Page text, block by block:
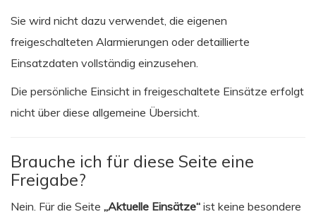
Sie wird nicht dazu verwendet, die eigenen
freigeschalteten Alarmierungen oder detaillierte
Einsatzdaten vollständig einzusehen.
Die persönliche Einsicht in freigeschaltete Einsätze erfolgt
nicht über diese allgemeine Übersicht.
Brauche ich für diese Seite eine
Freigabe?
Nein. Für die Seite „Aktuelle Einsätze“ ist keine besondere